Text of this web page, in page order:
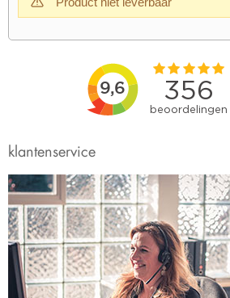
klantenservice